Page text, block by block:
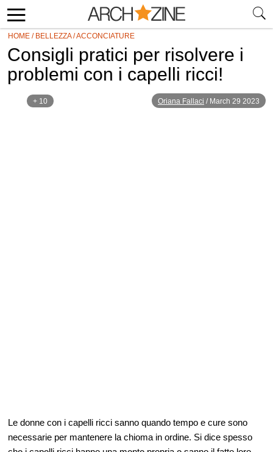
HOME / BELLEZZA/ACCONCIATURE
Consigli pratici per risolvere i
problemi con i capelli ricci!
+ 10 Oriana Fallaci / March 29 2023
Le donne con i capelli ricci sanno quando tempo e cure sono
necessarie per mantenere la chioma in ordine. Si dice spesso